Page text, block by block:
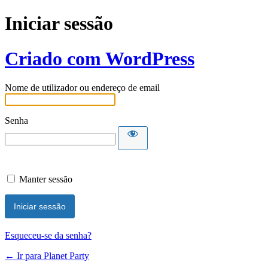
Iniciar sessão
Criado com WordPress
Nome de utilizador ou endereço de email
Senha
Manter sessão
Esqueceu-se da senha?
← Ir para Planet Party